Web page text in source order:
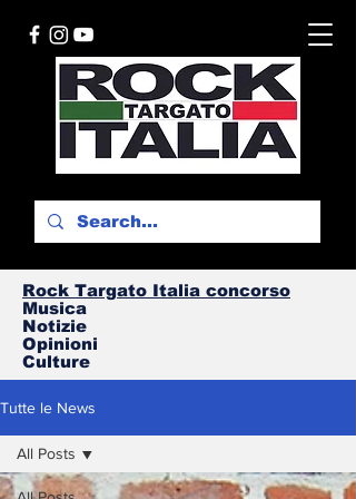
Rock Targato Italia concorso
Musica
Notizie
Opinioni
Culture
Tutte le News
All Posts